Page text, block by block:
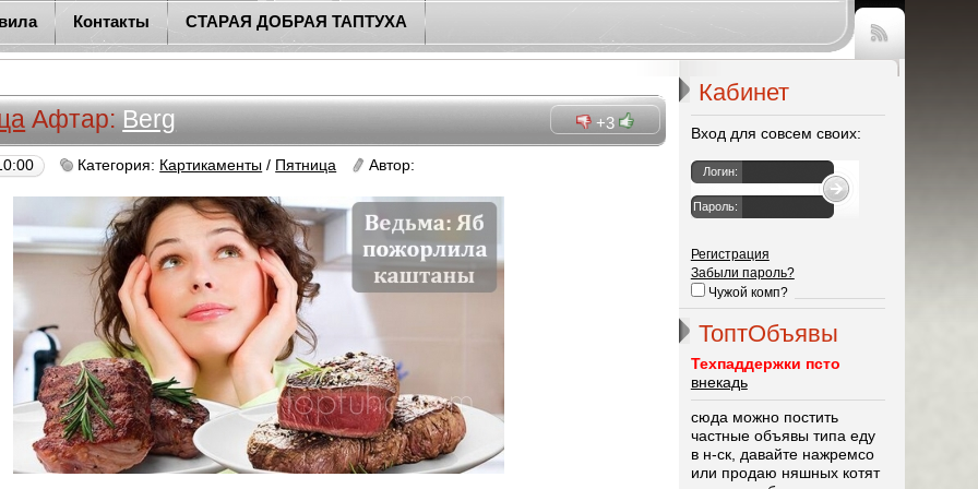
Контакты СТАРАЯ ДОБРАЯ ТАПТУХА
Чтение
+3
Афтар:Berg
Категория: Картикаменты / Пятница Автор:
Кабинет
Вход для совсем своих:
Логин:
Пароль:
Регистрация
Забыли пароль?
Чужой комп?
ТоптОбъявы
Техпаддержки псто
внекадь
сюда можно постить
частные объявы типа еду
в н-ск, давайте нажремсо
или продаю няшных котят